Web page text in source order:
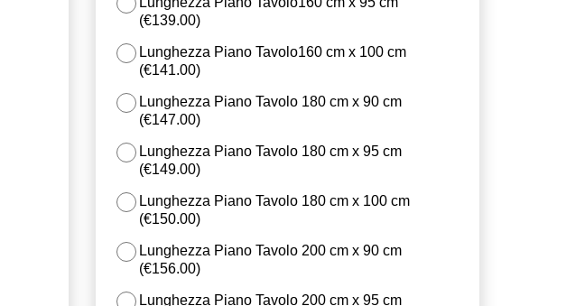
(€139.00)
Lunghezza Piano Tavolo160 cm x 100 cm
(€141.00)
Lunghezza Piano Tavolo 180 cm x 90 cm
(€147.00)
Lunghezza Piano Tavolo 180 cm x 95 cm
(€149.00)
Lunghezza Piano Tavolo 180 cm x 100 cm
(€150.00)
Lunghezza Piano Tavolo 200 cm x 90 cm
(€156.00)
Lunghezza Piano Tavolo 200 cm x 95 cm